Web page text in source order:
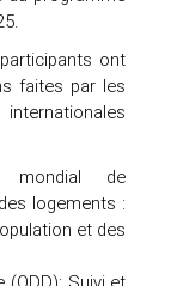
ont
faites par les
mondial de
logements :
et des